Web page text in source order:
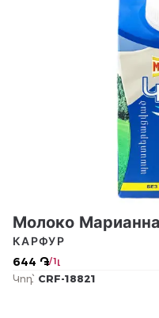
Молоко
644 ֏/ 1լ
КАРФУР
Կոդ՝ CRF-18821